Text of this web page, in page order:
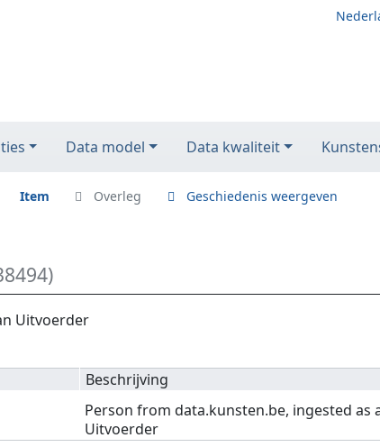
Data model Data kwaliteit
Item Overleg Geschiedenis weergeven
Uitvoerder
Beschrijving
Person from data.kunsten.be, ingested as
Uitvoerder